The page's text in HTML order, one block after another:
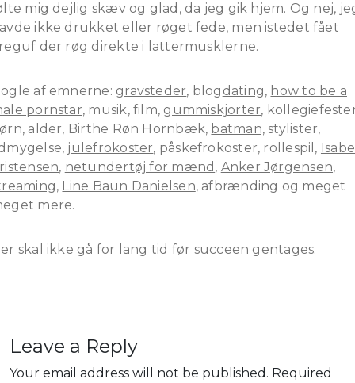
mig dejlig skæv og glad, da jeg gik hjem. Og nej,
ikke drukket eller røget fede, men istedet fået
der røg direkte i lattermusklerne.
af emnerne: gravsteder, blog dating, how to be a
pornstar, musik, film, gummiskjorter,
alder, Birthe Røn Hornbæk, batman, stylister,
julefrokoster, påskefrokoster, rollespil,
, netundertøj for mænd , Anker Jørgensen,
Line Baun Danielsen, afbrænding og meget
mere.
skal ikke gå for lang tid før succeen gentages.
Leave a Reply
Your email address will not be published. Required